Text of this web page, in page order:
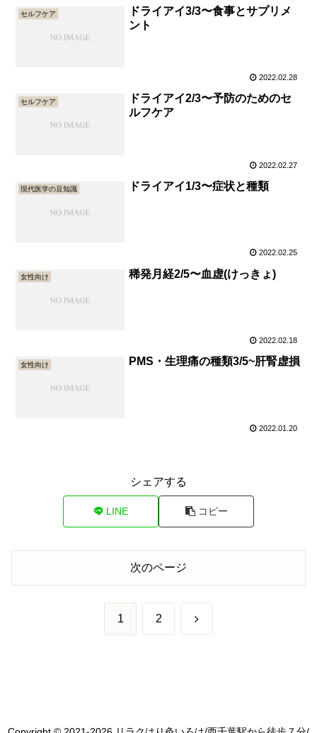
セルフケア
ドライアイ3/3〜食事とサプリメ
ント
2022.02.28
セルフケア
ドライアイ2/3〜予防のためのセ
ルフケア
2022.02.27
現代医学の豆知識 ドライアイ1/3〜症状と種類
2022.02.25
女性向け 稀発月経2/5〜血虚(けっきょ)
2022.02.18
女性向け PMS・生理痛の種類3/5~肝腎虚損
2022.01.20
シェアする
LINE コピー
次のページ
1 2 次